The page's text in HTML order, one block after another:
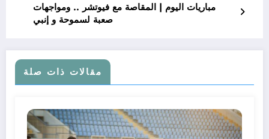
مباريات اليوم | المقاصة مع فيوتشر .. ومواجهات
صعبة لسموحة و إنبي
مقالات ذات صلة